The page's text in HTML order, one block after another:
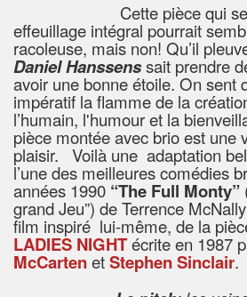
Cette pièce qui se
effeuillage intégral pourrait
racoleuse, mais non! Qu’il
Daniel Hanssenssait prendre
avoir une bonne étoile. On sent
impératif la flamme de la
l’humain, l'humour et la
pièce montée avec brio est une
plaisir. Voilà une adaptation
l’une des meilleures comédies
années 1990 “The Full Monty”
grand Jeu”) de Terrence
film inspiré lui-même, de la
LADIES NIGHTécrite en 1987
McCartenetStephen Sinclair.